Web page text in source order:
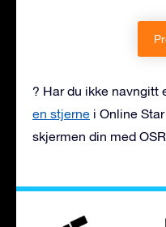
? Har du ikke navngitt
en stjerne i Online
skjermen din med